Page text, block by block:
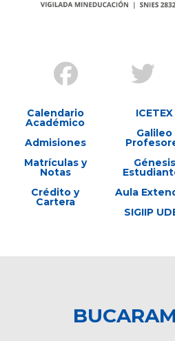
Calendario
Académico
Admisiones
Matrículas y
Notas
Crédito y
Cartera
ICETEX
Galileo
Génesis
Aula
SIGIIP